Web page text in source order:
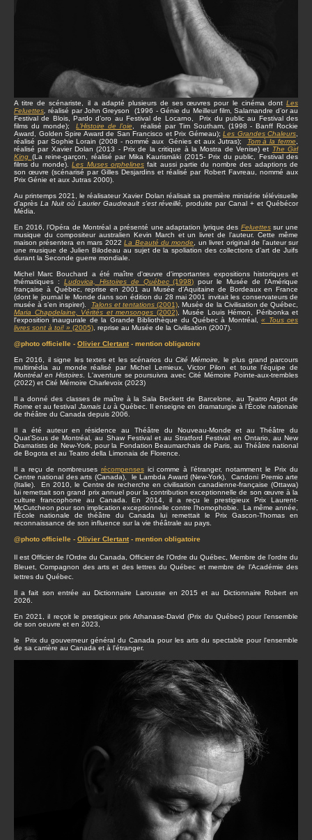
A titre de scénariste, il a adapté plusieurs de ses œuvres pour le cinéma dont Les
Feluettes réalisé par John Greyson (1996 - Génie du Meilleur film, Salamandre d’or au
Festival de Blois, Pardo d’oro au Festival de Locarno, Prix du public au Festival des
films du monde);L’Histoire de l’oie , réalisé par Tim Southam, (1998 - Banff Rockie
Award, Golden Spire Award de San Francisco et Prix Gémeau); Les Grandes Chaleurs
réalisé par Sophie Lorain (2008 - nommé aux Génies et aux Jutras);
Tom à la ferme
réalisé par Xavier Dolan (2013 - Prix de la critique à la Mostra de Venise) et The Girl
King (La reine-garçon, réalisé par Mika Kaurismäki (2015- Prix du public, Festival des
films du monde).Les Muses orphelinesfait aussi partie du nombre des adaptions de
son œuvre (scénarisé par Gilles Desjardins et réalisé par Robert Favreau, nommé aux
Prix Génie et aux Jutras 2000).
Au printemps 2021, le réalisateur Xavier Dolan réalisait sa première minisérie télévisuelle
d’après La Nuit où Laurier Gaudreault s’est réveillé,produite par Canal + et Québécor
Média.
En 2016, l’Opéra de Montréal a présenté une adaptation lyrique des Feluettessur une
musique du compositeur australien Kevin March et un livret de l’auteur. Cette même
maison présentera en mars 2022La Beauté du monde
, un livret original de l’auteur sur
une musique de Julien Bilodeau au sujet de la spoliation des collections d’art de Juifs
durant la Seconde guerre mondiale.
Michel Marc Bouchard a été maître d'œuvre d'importantes expositions historiques et
thématiques : Ludovica, Histoires de Québec(1998) pour le Musée de l'Amérique
française à Québec, reprise en 2001 au Musée d'Aquitaine de Bordeaux en France
(dont le journal le Monde dans son édition du 28 mai 2001 invitait les conservateurs de
musée à s’en inspirer).
Talons et tentations(2001) , Musée de la Civilisation de Québec,
Maria Chapdelaine, Vérités et mensonges (2002), Musée Louis Hémon, Péribonka et
l'exposition inaugurale de la Grande Bibliothèque du Québec à Montréal,« Tous ces
livres sont à toi! » (2005) , reprise au Musée de la Civilisation (2007).
@photo officielle - Olivier Clertant- mention obligatoire
En 2016, il signe les textes et les scénarios du Cité Mémoire, le plus grand parcours
multimédia au monde réalisé par Michel Lemieux, Victor Pilon et toute l'équipe de
Montréal en Histoires. L'aventure se poursuivra avec Cité Mémoire Pointe-aux-trembles
(2022) et Cité Mémoire Charlevoix (2023)
Il a donné des classes de maître à la Sala Beckett de Barcelone, au Teatro Argot de
Rome et au festival Jamais Luà Québec. Il enseigne en dramaturgie à l’École nationale
de théâtre du Canada depuis 2006.
Il a été auteur en résidence au Théâtre du Nouveau-Monde et au Théâtre du
Quat’Sous de Montréal, au Shaw Festival et au Stratford Festival en Ontario, au New
Dramatists de New-York, pour la Fondation Beaumarchais de Paris, au Théâtre national
de Bogota et au Teatro della Limonaia de Florence.
Il a reçu de nombreuses récompensesici comme à l’étranger, notamment le Prix du
Centre national des arts (Canada), le Lambda Award (New-York), Candoni Premio arte
(Italie). En 2010, le Centre de recherche en civilisation canadienne-française (Ottawa)
lui remettait son grand prix annuel pour la contribution exceptionnelle de son œuvre à la
culture francophone au Canada. En 2014, il a reçu le prestigieux Prix Laurent-
McCutcheon pour son implication exceptionnelle contre l’homophobie. La même année,
l’École nationale de théâtre du Canada lui remettait le Prix Gascon-Thomas en
reconnaissance de son influence sur la vie théâtrale au pays.
@photo officielle - Olivier Clertant- mention obligatoire
Il est Officier de l'Ordre du Canada, Officierr de l'Ordre du Québec, Membre de l’ordre du
Bleuet, Compagnon des arts et des lettres du Québec et membre de l’Académie des
lettres du Québec.
Il a fait son entrée au Dictionnaire Larousse en 2015 et au Dictionnaire Robert en
2026.
En 2021, il reçoit le prestigieux prix Athanase-David (Prix du Québec) pour l’ensemble
de son oeuvre et en 2023,
le Prix du gouverneur général du Canada pour les arts du spectable pour l'ensemble
de sa carrière au Canada et à l'étranger.